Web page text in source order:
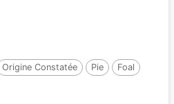
Origine Constatée Pie Foal